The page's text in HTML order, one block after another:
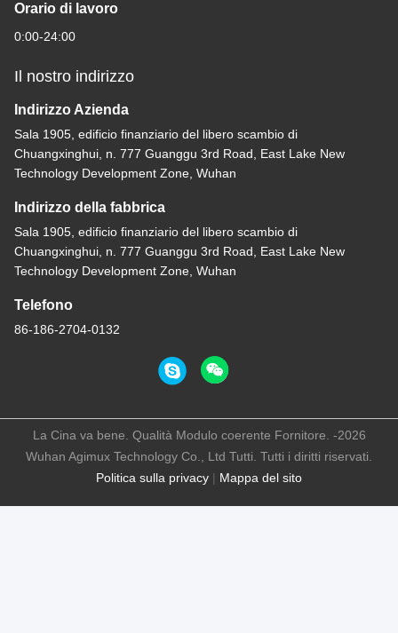
Orario di lavoro
0:00-24:00
Il nostro indirizzo
Indirizzo Azienda
Sala 1905, edificio finanziario del libero scambio di
Chuangxinghui, n. 777 Guanggu 3rd Road, East Lake New
Technology Development Zone, Wuhan
Indirizzo della fabbrica
Sala 1905, edificio finanziario del libero scambio di
Chuangxinghui, n. 777 Guanggu 3rd Road, East Lake New
Technology Development Zone, Wuhan
Telefono
86-186-2704-0132
Politica sulla privacy | Mappa del sito
La Cina va bene. Qualità Modulo coerente Fornitore. -2026
Wuhan Agimux Technology Co., Ltd Tutti. Tutti i diritti riservati.